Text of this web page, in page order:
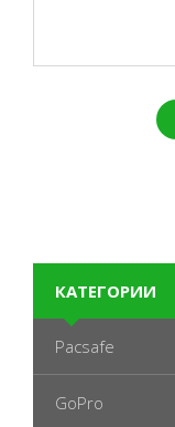
КАТЕГОРИИ
Pacsafe
GoPro